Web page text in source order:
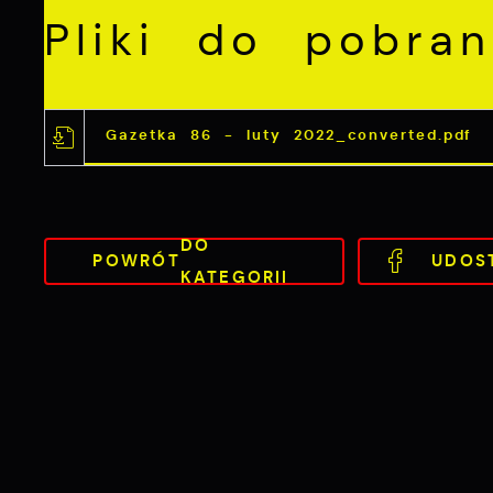
Pliki do
Gazetka 86 - luty 2022_converted.pdf
POWRÓT
DO
KATEGORII